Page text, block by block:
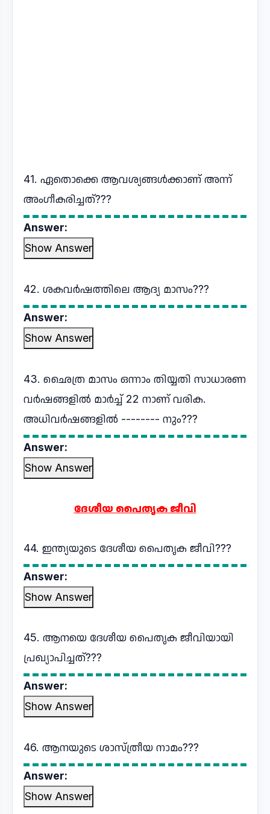
41. ഏതൊക്കെ ആവശ്യങ്ങൾക്കാണ് അന്ന്
അംഗീകരിച്ചത്???
Answer:
Show Answer
42. ശകവർഷത്തിലെ ആദ്യ മാസം???
Answer:
Show Answer
43. ഛൈത്ര മാസം ഒന്നാം തിയ്യതി സാധാരണ
വർഷങ്ങളിൽ മാർച്ച് 22 നാണ് വരിക.
അധിവർഷങ്ങളിൽ -------- നും???
Answer:
Show Answer
ദേശീയ പൈതൃക ജീവി
44. ഇന്ത്യയുടെ ദേശീയ പൈതൃക ജീവി???
Answer:
Show Answer
45. ആനയെ ദേശീയ പൈതൃക ജീവിയായി
പ്രഖ്യാപിച്ചത്???
Answer:
Show Answer
46. ആനയുടെ ശാസ്ത്രീയ നാമം???
Answer:
Show Answer